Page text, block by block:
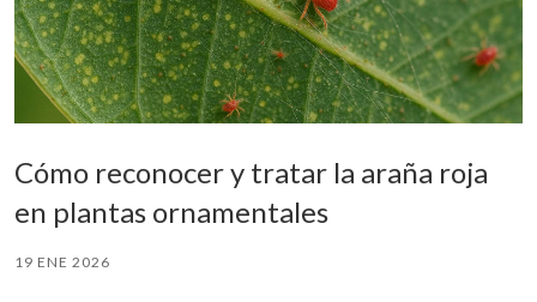
Cómo reconocer y tratar la araña roja
en plantas ornamentales
19 ENE 2026